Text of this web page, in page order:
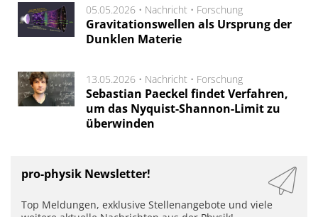
05.05.2026 • Nachricht • Forschung
Gravitationswellen als Ursprung der
Dunklen Materie
13.05.2026 • Nachricht • Forschung
Sebastian Paeckel findet Verfahren,
um das Nyquist-Shannon-Limit zu
überwinden
pro-physik Newsletter!
Top Meldungen, exklusive Stellenangebote und viele